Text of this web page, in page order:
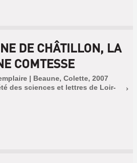
DE CHÂTILLON, LA
COMTESSE
| Beaune, Colette, 2007
des sciences et lettres de Loir-